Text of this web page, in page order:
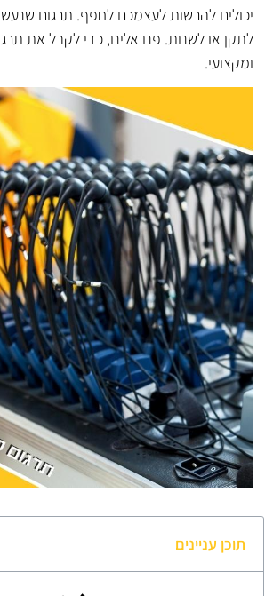
יכולים להרשות לעצמכם לחפף. תרגום
לתקן או לשנות. פנו אלינו, כדי לקבל את
ומקצועי.
תוכן עניינים